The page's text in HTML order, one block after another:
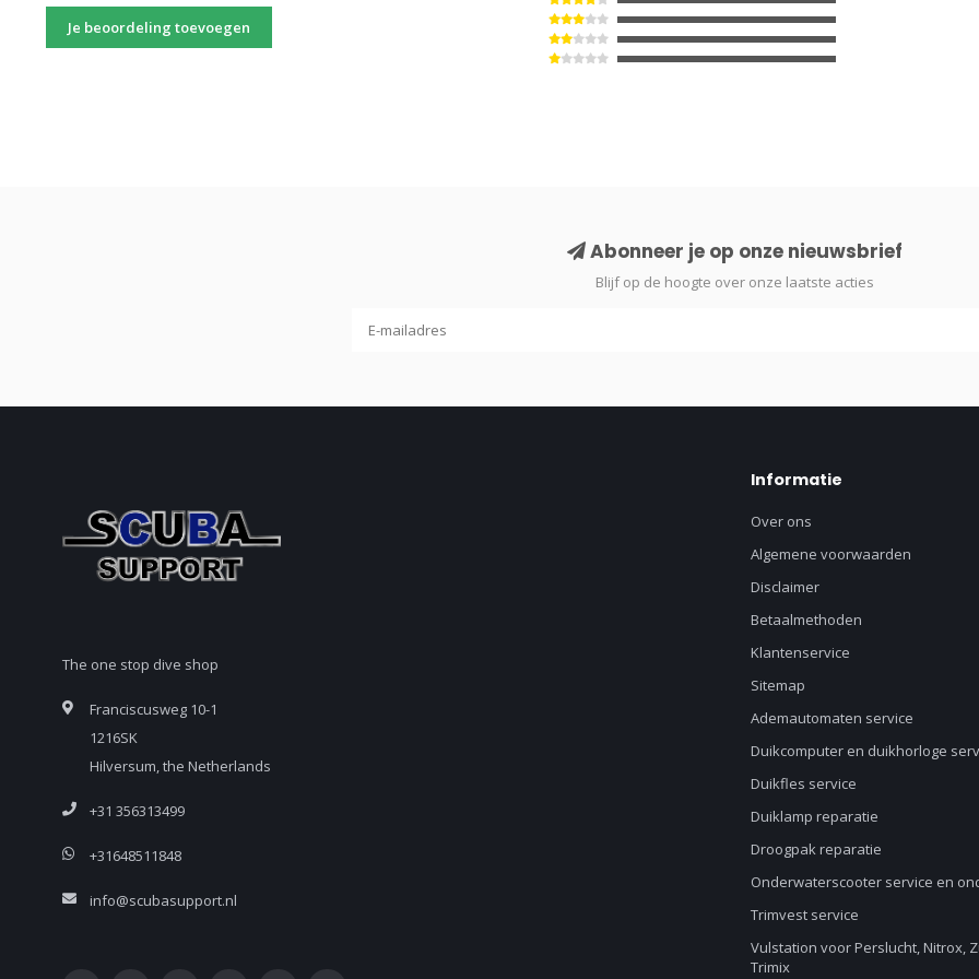
Je beoordeling toevoegen
Abonneer je op onze nieuwsbrief
Blijf op de hoogte over onze laatste acties
The one stop dive shop
Franciscusweg 10-1
1216SK
Hilversum, the Netherlands
+31 356313499
+31648511848
info@scubasupport.nl
Informatie
Over ons
Algemene voorwaarden
Disclaimer
Betaalmethoden
Klantenservice
Sitemap
Ademautomaten service
Duikcomputer en duikhorloge
Duikfles service
Duiklamp reparatie
Droogpak reparatie
Onderwaterscooter service en
Trimvest service
Vulstation voor Perslucht, Nitrox,
Trimix